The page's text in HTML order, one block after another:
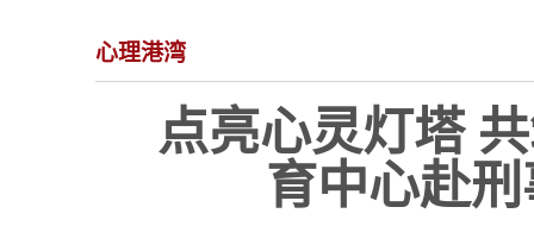
心理港湾
点亮心灵灯塔
育中心赴